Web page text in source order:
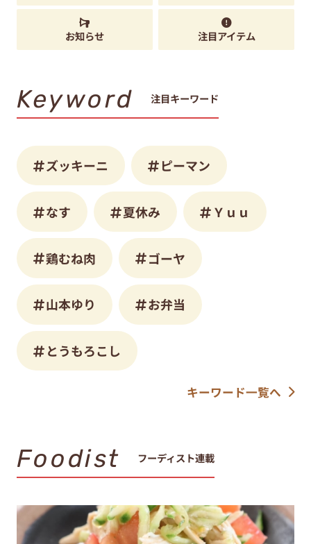
お知らせ 注目アイテム
Keyword 注目キーワード
ズッキーニ ピーマン
なす 夏休み Ｙｕｕ
鶏むね肉 ゴーヤ
山本ゆり お弁当
とうもろこし
キーワード一覧へ
Foodist フーディスト連載